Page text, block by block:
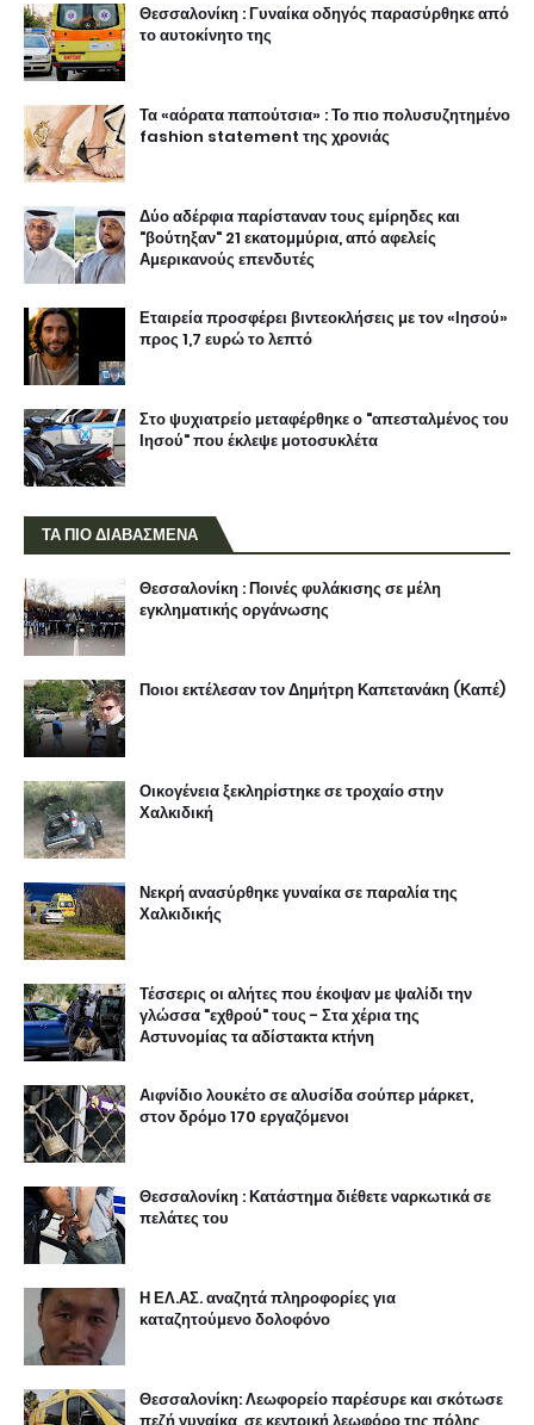
Θεσσαλονίκη : Γυναίκα οδηγός παρασύρθηκε από
το αυτοκίνητο της
Τα «αόρατα παπούτσια» : Το πιο πολυσυζητημένο
fashion statement της χρονιάς
Δύο αδέρφια παρίσταναν τους εμίρηδες και
"βούτηξαν" 21 εκατομμύρια, από αφελείς
Αμερικανούς επενδυτές
Εταιρεία προσφέρει βιντεοκλήσεις με τον «Ιησού»
προς 1,7 ευρώ το λεπτό
Στο ψυχιατρείο μεταφέρθηκε ο "απεσταλμένος του
Ιησού" που έκλεψε μοτοσυκλέτα
ΤΑ ΠΙΟ ΔΙΑΒΑΣΜΕΝΑ
Θεσσαλονίκη : Ποινές φυλάκισης σε μέλη
εγκληματικής οργάνωσης
Ποιοι εκτέλεσαν τον Δημήτρη Καπετανάκη (Καπέ)
Οικογένεια ξεκληρίστηκε σε τροχαίο στην
Χαλκιδική
Νεκρή ανασύρθηκε γυναίκα σε παραλία της
Χαλκιδικής
Τέσσερις οι αλήτες που έκοψαν με ψαλίδι την
γλώσσα "εχθρού" τους - Στα χέρια της
Αστυνομίας τα αδίστακτα κτήνη
Αιφνίδιο λουκέτο σε αλυσίδα σούπερ μάρκετ,
στον δρόμο 170 εργαζόμενοι
Θεσσαλονίκη : Κατάστημα διέθετε ναρκωτικά σε
πελάτες του
Η ΕΛ.ΑΣ. αναζητά πληροφορίες για
καταζητούμενο δολοφόνο
Θεσσαλονίκη: Λεωφορείο παρέσυρε και σκότωσε